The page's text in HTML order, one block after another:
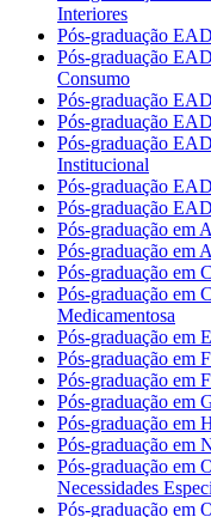
Interiores
Pós-graduação
Pós-graduação
Consumo
Pós-graduação
Pós-graduação
Pós-graduação
Institucional
Pós-graduação
Pós-graduação
Pós-graduação em
Pós-graduação em
Pós-graduação em
Pós-graduação em
Medicamentosa
Pós-graduação em
Pós-graduação em
Pós-graduação em
Pós-graduação em
Pós-graduação em
Pós-graduação em
Pós-graduação em
Necessidades
Pós-graduação em